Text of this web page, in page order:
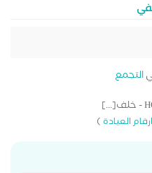
التجمع
العيادة)